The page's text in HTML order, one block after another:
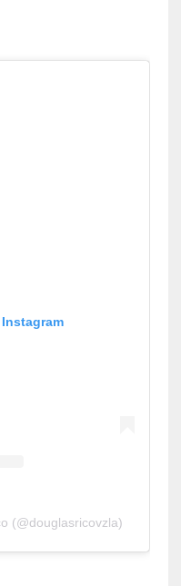
(@douglasricovzla)